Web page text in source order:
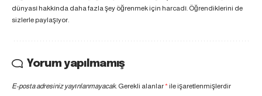
dünyası hakkında daha fazla şey öğrenmek için harcadı. Öğrendiklerini de
sizlerle paylaşıyor.
Yorum yapılmamış
E-posta adresiniz yayınlanmayacak. Gerekli alanlar*ile işaretlenmişlerdir